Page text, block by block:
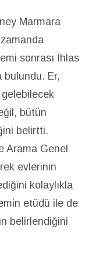
Marmara
sonrası İhlas
bulundu. Er,
bütün
belirtti.
Arama Genel
evlerinin
kolaylıkla
etüdü ile de
belirlendiğini